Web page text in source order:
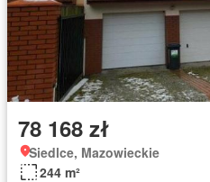
78 168 zł
Siedlce, Mazowieckie
244 m²